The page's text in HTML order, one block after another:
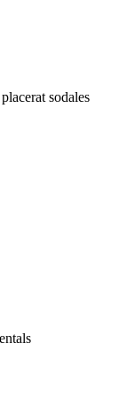
sodales